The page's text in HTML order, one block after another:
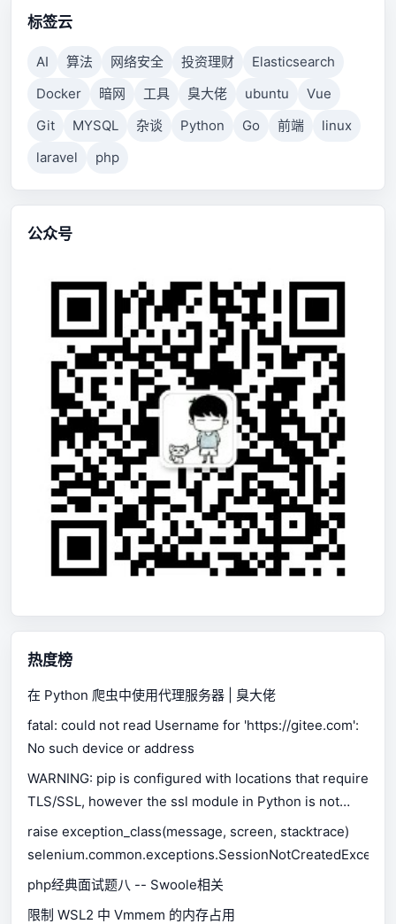
标签云
AI 算法 网络安全 投资理财
Elasticsearch
Docker
暗网 工具 臭大佬 ubuntu
Vue
Git
MYSQL 杂谈 Python Go 前端
linux
laravel
php
公众号
热度榜
在 Python 爬虫中使用代理服务器 | 臭大佬
fatal: could not read Username for 'https://gitee.com':
No such device or address
WARNING: pip is configured with locations that require
TLS/SSL, however the ssl module in Python is not
available.
raise exception_class(message, screen, stacktrace)
php经典面试题八 -- Swoole相关
限制 WSL2 中 Vmmem 的内存占用